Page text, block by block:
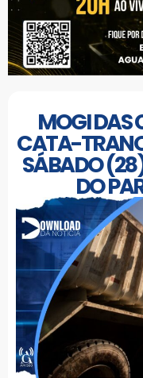
MOGI DAS
CATA-
SÁBADO
DO